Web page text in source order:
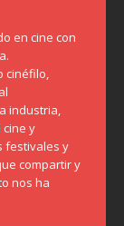
en cine con
cinéfilo,
industria,
y
festivales y
compartir y
nos ha